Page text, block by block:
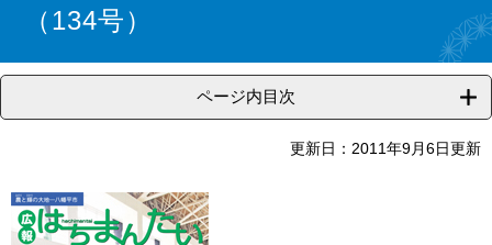
（134号）
ページ内目次
更新日：2011年9月6日更新